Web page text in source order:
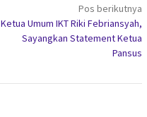
Pos berikutnya
Ketua Umum IKT Riki Febriansyah,
Sayangkan Statement Ketua
Pansus